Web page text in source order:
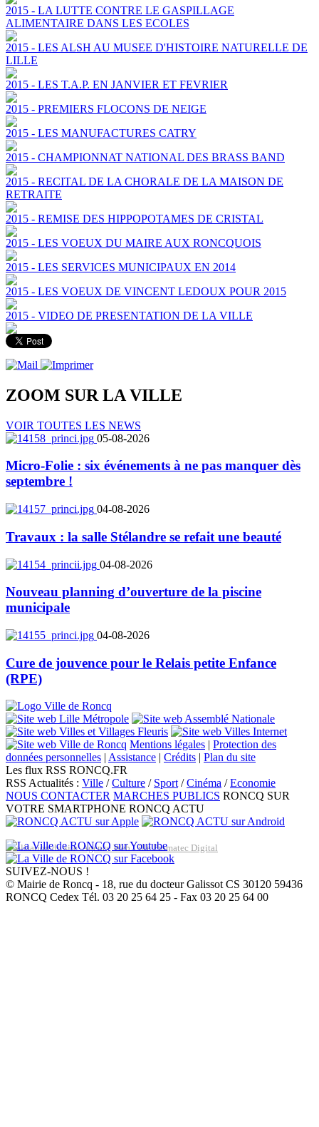
2015 - LA LUTTE CONTRE LE GASPILLAGE
ALIMENTAIRE DANS LES ECOLES
2015 - LES ALSH AU MUSEE D'HISTOIRE NATURELLE DE
LILLE
2015 - LES T.A.P. EN JANVIER ET FEVRIER
2015 - PREMIERS FLOCONS DE NEIGE
2015 - LES MANUFACTURES CATRY
2015 - CHAMPIONNAT NATIONAL DES BRASS BAND
2015 - RECITAL DE LA CHORALE DE LA MAISON DE
RETRAITE
2015 - REMISE DES HIPPOPOTAMES DE CRISTAL
2015 - LES VOEUX DU MAIRE AUX RONCQUOIS
2015 - LES SERVICES MUNICIPAUX EN 2014
2015 - LES VOEUX DE VINCENT LEDOUX POUR 2015
2015 - VIDEO DE PRESENTATION DE LA VILLE
ZOOM SUR LA VILLE
VOIR TOUTES LES NEWS
05-08-2026
Micro-Folie : six événements à ne pas manquer dès
septembre !
04-08-2026
Travaux : la salle Stélandre se refait une beauté
04-08-2026
Nouveau planning d’ouverture de la piscine
municipale
04-08-2026
Cure de jouvence pour le Relais petite Enfance
(RPE)
Mentions légales | Protection des
données personnelles | Assistance | Crédits | Plan du site
Les flux RSS RONCQ.FR
RSS Actualités : Ville /Culture / Sport/Cinéma /Economie
NOUS CONTACTER MARCHES PUBLICS RONCQ SUR
VOTRE SMARTPHONE RONCQ ACTU
Réalisation du site: Agence Web Lille Promatec Digital
SUIVEZ-NOUS !
© Mairie de Roncq - 18, rue du docteur Galissot CS 30120 59436
RONCQ Cedex Tél. 03 20 25 64 25 - Fax 03 20 25 64 00